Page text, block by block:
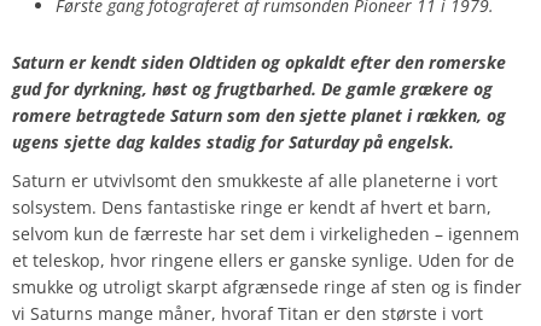
Første gang fotograferet af rumsonden Pioneer 11 i 1979.
Saturn er kendt siden Oldtiden og opkaldt efter den romerske
gud for dyrkning, høst og frugtbarhed. De gamle grækere og
romere betragtede Saturn som den sjette planet i rækken, og
ugens sjette dag kaldes stadig for Saturday på engelsk.
Saturn er utvivlsomt den smukkeste af alle planeterne i vort
solsystem. Dens fantastiske ringe er kendt af hvert et barn,
selvom kun de færreste har set dem i virkeligheden – igennem
et teleskop, hvor ringene ellers er ganske synlige. Uden for de
smukke og utroligt skarpt afgrænsede ringe af sten og is finder
vi Saturns mange måner, hvoraf Titan er den største i vort